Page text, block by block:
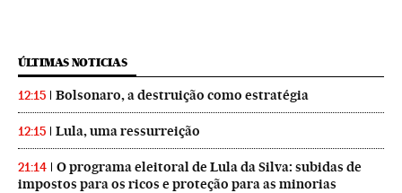
ÚLTIMAS NOTICIAS
12:15 Bolsonaro, a destruição como estratégia
12:15 Lula, uma ressurreição
21:14
O programa eleitoral de Lula da Silva: subidas de
impostos para os ricos e proteção para as minorias